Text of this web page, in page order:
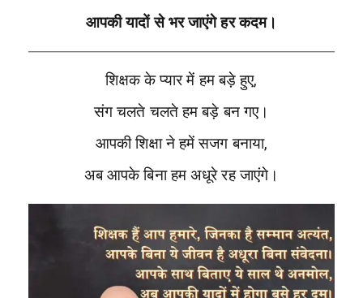
आपकी यादों से भर जाएंगे हर कदम।
शिक्षक के प्यार में हम बड़े हुए,
संग चलते चलते हम बड़े बन गए।
आपकी शिक्षा ने हमें सजग बनाया,
अब आपके बिना हम अधूरे रह जाएंगे।